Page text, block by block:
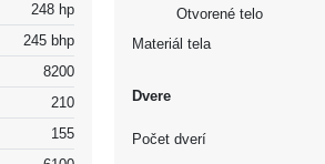
248 hp
245 bhp
8200
210
155
Otvorené telo
Materiál tela
Dvere
Počet dverí